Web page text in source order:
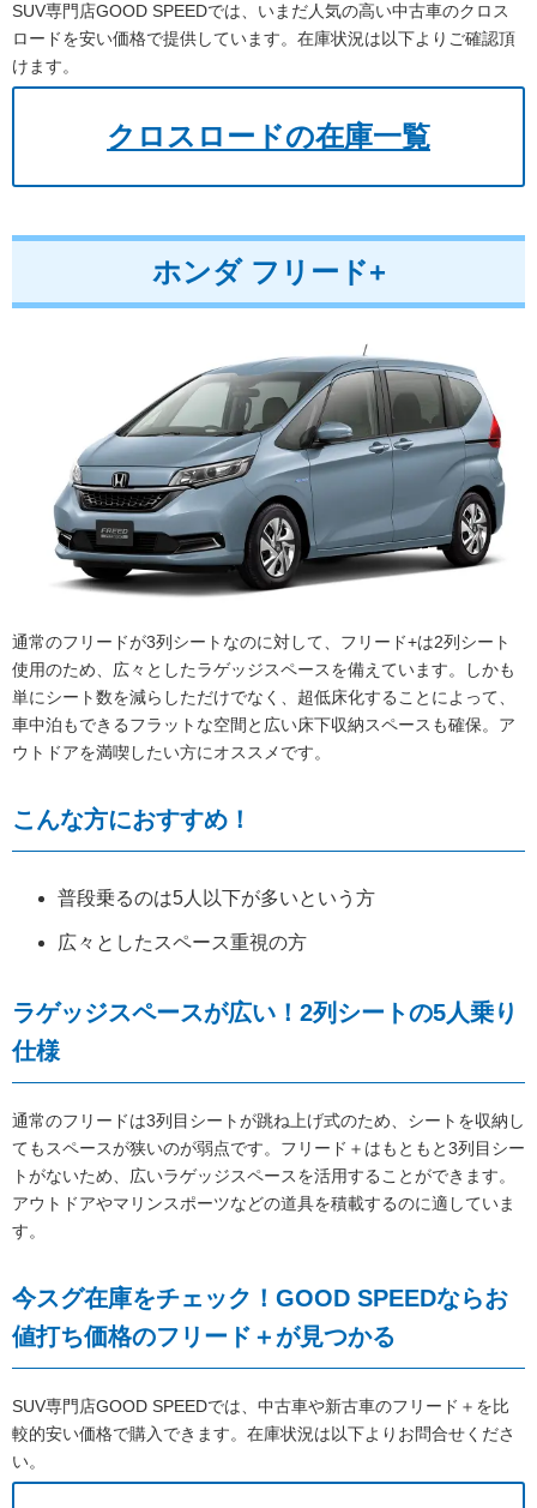
SUV専門店GOOD SPEEDでは、いまだ人気の高い中古車のクロス
ロードを安い価格で提供しています。在庫状況は以下よりご確認頂
けます。
クロスロードの在庫一覧
ホンダ フリード+
通常のフリードが3列シートなのに対して、フリード+は2列シート
使用のため、広々としたラゲッジスペースを備えています。しかも
単にシート数を減らしただけでなく、超低床化することによって、
車中泊もできるフラットな空間と広い床下収納スペースも確保。ア
ウトドアを満喫したい方にオススメです。
こんな方におすすめ！
普段乗るのは5人以下が多いという方
広々としたスペース重視の方
ラゲッジスペースが広い！2列シートの5人乗り
仕様
通常のフリードは3列目シートが跳ね上げ式のため、シートを収納し
てもスペースが狭いのが弱点です。フリード＋はもともと3列目シー
トがないため、広いラゲッジスペースを活用することができます。
アウトドアやマリンスポーツなどの道具を積載するのに適していま
す。
今スグ在庫をチェック！GOOD SPEEDならお
値打ち価格のフリード＋が見つかる
SUV専門店GOOD SPEEDでは、中古車や新古車のフリード＋を比
較的安い価格で購入できます。在庫状況は以下よりお問合せくださ
い。